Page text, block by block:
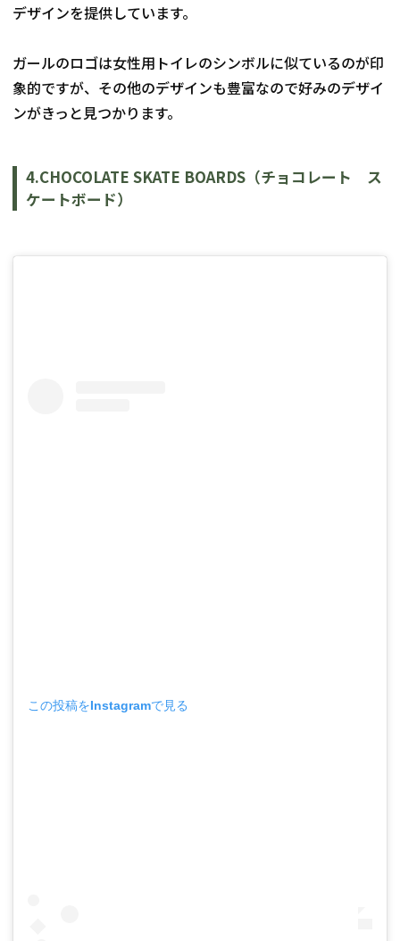
デザインを提供しています。
ガールのロゴは女性用トイレのシンボルに似ているのが印
象的ですが、その他のデザインも豊富なので好みのデザイ
ンがきっと見つかります。
4.CHOCOLATE SKATE BOARDS（チョコレート　ス
ケートボード）
この投稿をInstagramで見る